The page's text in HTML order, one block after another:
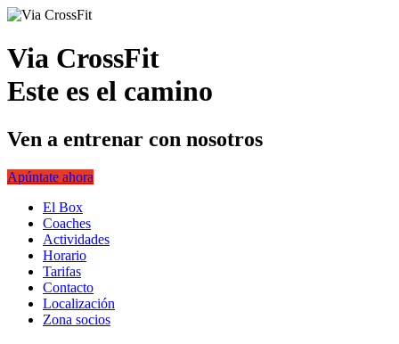
Via CrossFit
Este es el camino
Ven a entrenar con nosotros
Apúntate ahora
El Box
Coaches
Actividades
Horario
Tarifas
Contacto
Localización
Zona socios